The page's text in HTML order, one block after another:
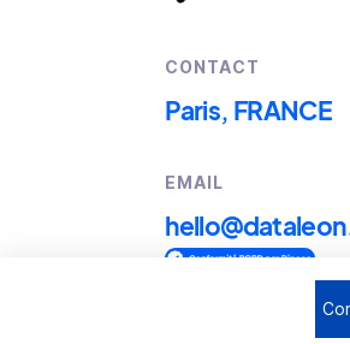
CONTACT
Paris, FRANCE
EMAIL